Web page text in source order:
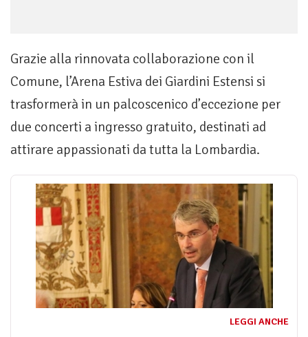
Grazie alla rinnovata collaborazione con il
Comune, l’Arena Estiva dei Giardini Estensi si
trasformerà in un palcoscenico d’eccezione per
due concerti a ingresso gratuito, destinati ad
attirare appassionati da tutta la Lombardia.
LEGGI ANCHE